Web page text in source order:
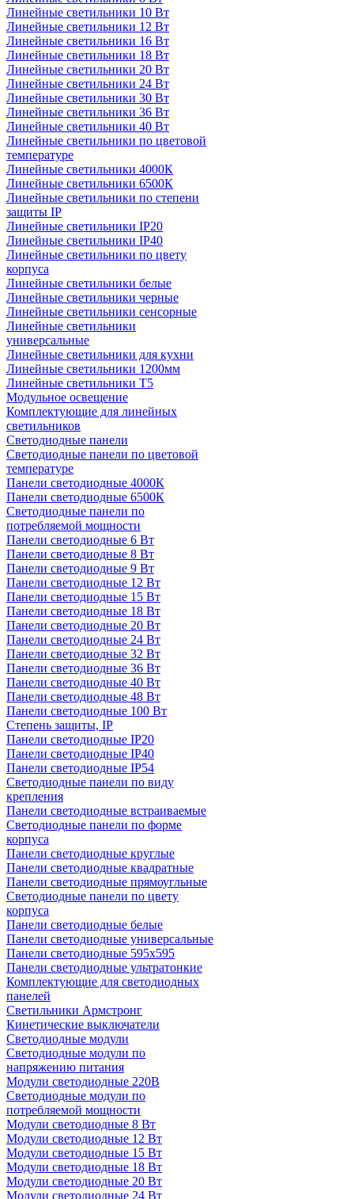
Линейные светильники 10 Вт
Линейные светильники 12 Вт
Линейные светильники 16 Вт
Линейные светильники 18 Вт
Линейные светильники 20 Вт
Линейные светильники 24 Вт
Линейные светильники 30 Вт
Линейные светильники 36 Вт
Линейные светильники 40 Вт
Линейные светильники по цветовой
температуре
Линейные светильники 4000К
Линейные светильники 6500К
Линейные светильники по степени
защиты IP
Линейные светильники IP20
Линейные светильники IP40
Линейные светильники по цвету
корпуса
Линейные светильники белые
Линейные светильники черные
Линейные светильники сенсорные
Линейные светильники
универсальные
Линейные светильники для кухни
Линейные светильники 1200мм
Линейные светильники Т5
Модульное освещение
Комплектующие для линейных
светильников
Светодиодные панели
Светодиодные панели по цветовой
температуре
Панели светодиодные 4000К
Панели светодиодные 6500К
Светодиодные панели по
потребляемой мощности
Панели светодиодные 6 Вт
Панели светодиодные 8 Вт
Панели светодиодные 9 Вт
Панели светодиодные 12 Вт
Панели светодиодные 15 Вт
Панели светодиодные 18 Вт
Панели светодиодные 20 Вт
Панели светодиодные 24 Вт
Панели светодиодные 32 Вт
Панели светодиодные 36 Вт
Панели светодиодные 40 Вт
Панели светодиодные 48 Вт
Панели светодиодные 100 Вт
Степень защиты, IP
Панели светодиодные IP20
Панели светодиодные IP40
Панели светодиодные IP54
Светодиодные панели по виду
крепления
Панели светодиодные встраиваемые
Светодиодные панели по форме
корпуса
Панели светодиодные круглые
Панели светодиодные квадратные
Панели светодиодные прямоугльные
Светодиодные панели по цвету
корпуса
Панели светодиодные белые
Панели светодиодные универсальные
Панели светодиодные 595х595
Панели светодиодные ультратонкие
Комплектующие для светодиодных
панелей
Светильники Армстронг
Кинетические выключатели
Светодиодные модули
Светодиодные модули по
напряжению питания
Модули светодиодные 220В
Светодиодные модули по
потребляемой мощности
Модули светодиодные 8 Вт
Модули светодиодные 12 Вт
Модули светодиодные 15 Вт
Модули светодиодные 18 Вт
Модули светодиодные 20 Вт
Модули светодиодные 24 Вт